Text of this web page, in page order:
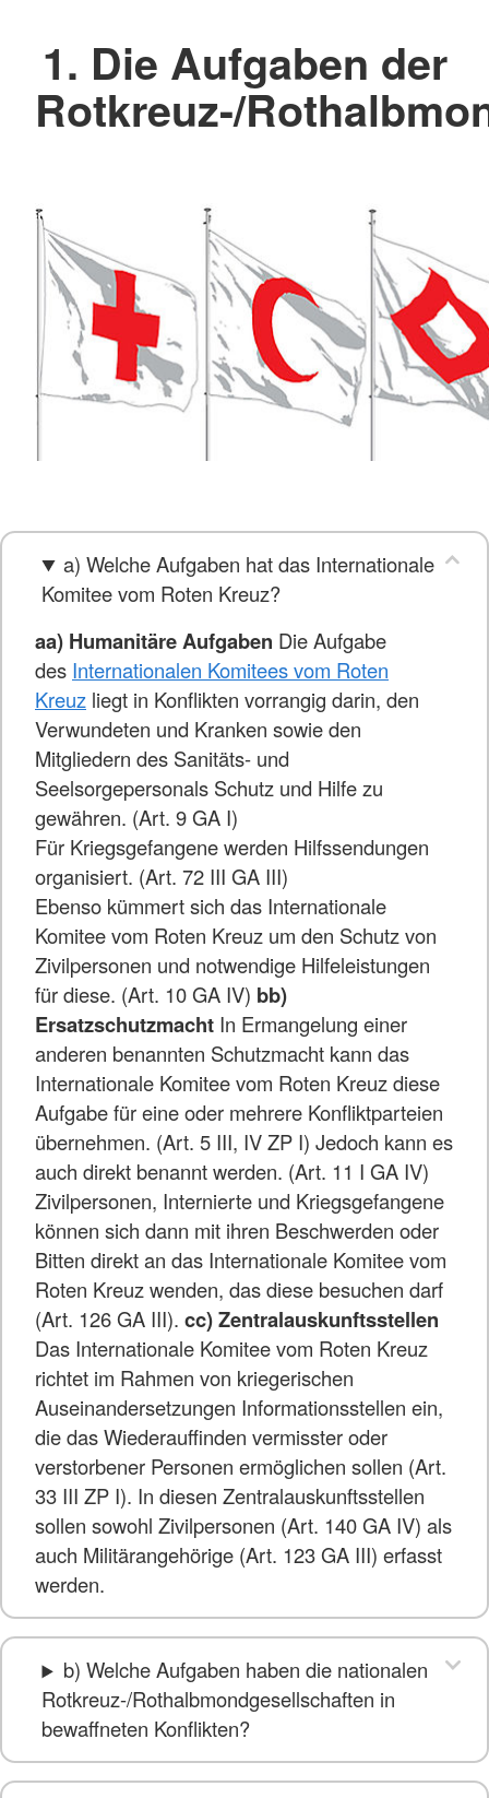
1. Die Aufgaben der
Rotkreuz-/
a) Welche Aufgaben hat das Internationale
Komitee vom Roten Kreuz?
aa) Humanitäre Aufgaben Die Aufgabe
des Internationalen Komitees vom Roten
Kreuz liegt in Konflikten vorrangig darin, den
Verwundeten und Kranken sowie den
Mitgliedern des Sanitäts- und
Seelsorgepersonals Schutz und Hilfe zu
gewähren. (Art. 9 GA I)
Für Kriegsgefangene werden Hilfssendungen
organisiert. (Art. 72 III GA III)
Ebenso kümmert sich das Internationale
Komitee vom Roten Kreuz um den Schutz von
Zivilpersonen und notwendige Hilfeleistungen
für diese. (Art. 10 GA IV) bb)
Ersatzschutzmacht In Ermangelung einer
anderen benannten Schutzmacht kann das
Internationale Komitee vom Roten Kreuz diese
Aufgabe für eine oder mehrere Konfliktparteien
übernehmen. (Art. 5 III, IV ZP I) Jedoch kann es
auch direkt benannt werden. (Art. 11 I GA IV)
Zivilpersonen, Internierte und Kriegsgefangene
können sich dann mit ihren Beschwerden oder
Bitten direkt an das Internationale Komitee vom
Roten Kreuz wenden, das diese besuchen darf
(Art. 126 GA III). cc) Zentralauskunftsstellen
Das Internationale Komitee vom Roten Kreuz
richtet im Rahmen von kriegerischen
Auseinandersetzungen Informationsstellen ein,
die das Wiederauffinden vermisster oder
verstorbener Personen ermöglichen sollen (Art.
33 III ZP I). In diesen Zentralauskunftsstellen
sollen sowohl Zivilpersonen (Art. 140 GA IV) als
auch Militärangehörige (Art. 123 GA III) erfasst
werden.
b) Welche Aufgaben haben die nationalen
Rotkreuz-/Rothalbmondgesellschaften in
bewaffneten Konflikten?